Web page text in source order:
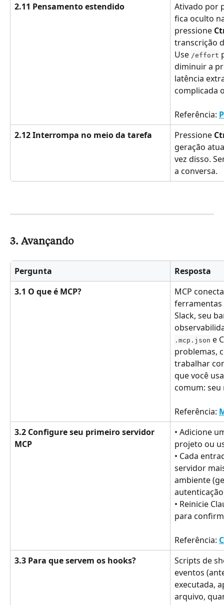
2.11 Pensamento estendido
Ativado por
fica oculto
pressione
transcrição
Use /effort
diminuir a
latência
complicada
Referência:
2.12 Interrompa no meio da tarefa
Pressione
geração
vez disso.
a conversa.
3. Avançando
Pergunta
Resposta
3.1 O que é MCP?
MCP
ferramentas
Slack, seu
.mcp.json e
problemas,
trabalhar
que você
comum:
Referência:
3.2 Configure seu primeiro servidor
MCP
• Adicione
projeto ou
• Cada
servidor
ambiente
• Reinicie
para
Referência:
3.3 Para que servem os hooks?
Scripts de
eventos
executada,
arquivo,